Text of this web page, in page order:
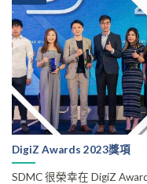
DigiZ Awards 2023獎項
SDMC 很榮幸在 DigiZ